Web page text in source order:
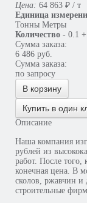
Цена: 64 863 ₽ / т
Единица
Тонны Метры
Количество - 0.1 +
Сумма заказа:
6 486 руб.
Сумма заказа:
по запросу
В корзину
Купить в один
Описание
Наша компания
рублей из
работ. После того,
конечная цена. В
сколов, ржавчин и
строительные